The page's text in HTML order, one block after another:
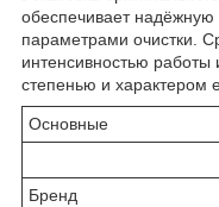
обеспечивает
параметрами очистки.
интенсивностью работы
степенью и характером
Основные
Бренд